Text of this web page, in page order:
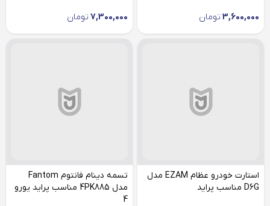
3,600,000 تومان 7,300,000 تومان
استارت خودرو عظام EZAM مدل
D6G مناسب پراید
تسمه دینام فانتوم Fantom
مدل 4PK885 مناسب پراید یورو
4